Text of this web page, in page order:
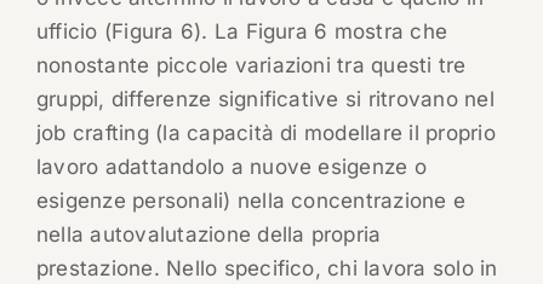
ufficio (Figura 6). La Figura 6 mostra che
nonostante piccole variazioni tra questi tre
gruppi, differenze significative si ritrovano nel
job crafting (la capacità di modellare il proprio
lavoro adattandolo a nuove esigenze o
esigenze personali) nella concentrazione e
nella autovalutazione della propria
prestazione. Nello specifico, chi lavora solo in